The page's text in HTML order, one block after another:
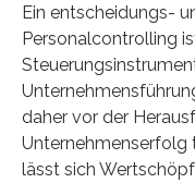
Ein entscheidungs-
Personalcontrolling
daher vor der
Unternehmenserfolg
lässt sich